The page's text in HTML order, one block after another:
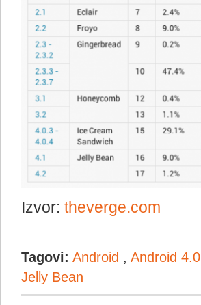
Izvor: theverge.com
Tagovi: Android , Android 4.0
Jelly Bean